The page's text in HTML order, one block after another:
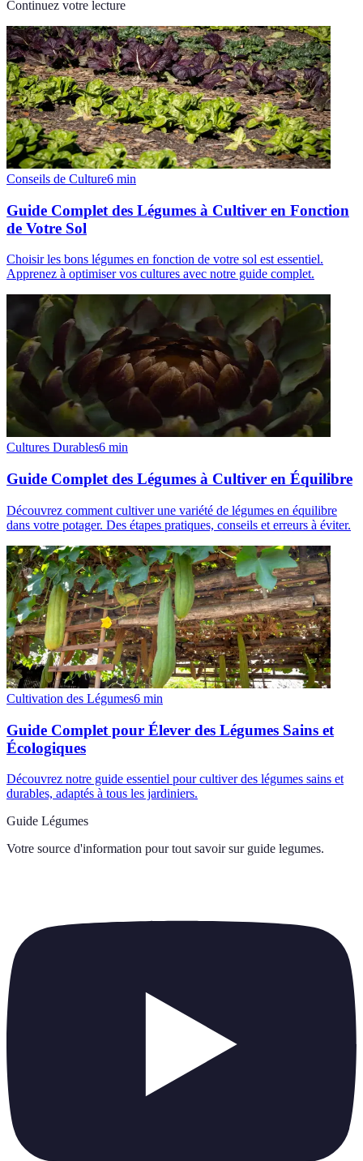
Continuez votre lecture
Conseils de Culture6 min
Guide Complet des Légumes à Cultiver en Fonction
de Votre Sol
Choisir les bons légumes en fonction de votre sol est essentiel.
Apprenez à optimiser vos cultures avec notre guide complet.
Cultures Durables6 min
Guide Complet des Légumes à Cultiver en Équilibre
Découvrez comment cultiver une variété de légumes en équilibre
dans votre potager. Des étapes pratiques, conseils et erreurs à éviter.
Cultivation des Légumes6 min
Guide Complet pour Élever des Légumes Sains et
Écologiques
Découvrez notre guide essentiel pour cultiver des légumes sains et
durables, adaptés à tous les jardiniers.
Guide Légumes
Votre source d'information pour tout savoir sur guide legumes.